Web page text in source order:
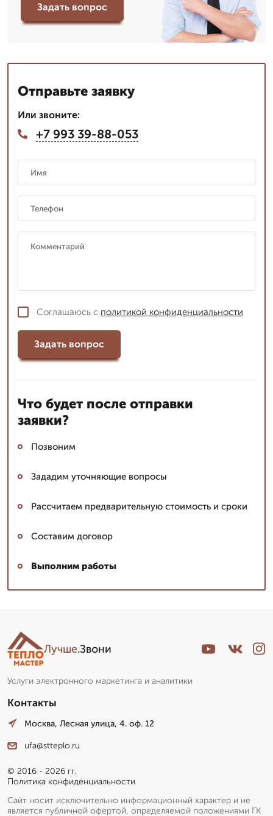
Задать вопрос
Отправьте заявку
Или звоните:
+7 993 39-88-053
Соглашаюсь с политикой конфиденциальности
Задать вопрос
Что будет после отправки
заявки?
Позвоним
Зададим уточняющие вопросы
Рассчитаем предварительную стоимость и сроки
Составим договор
Выполним работы
Лучше.Звони
Услуги электронного маркетинга и аналитики
Контакты
Москва, Лесная улица, 4. оф. 12
ufa@stteplo.ru
© 2016 - 2026 гг.
Политика конфиденциальности
Сайт носит исключительно информационный характер и не
является публичной офертой, определяемой положениями ГК